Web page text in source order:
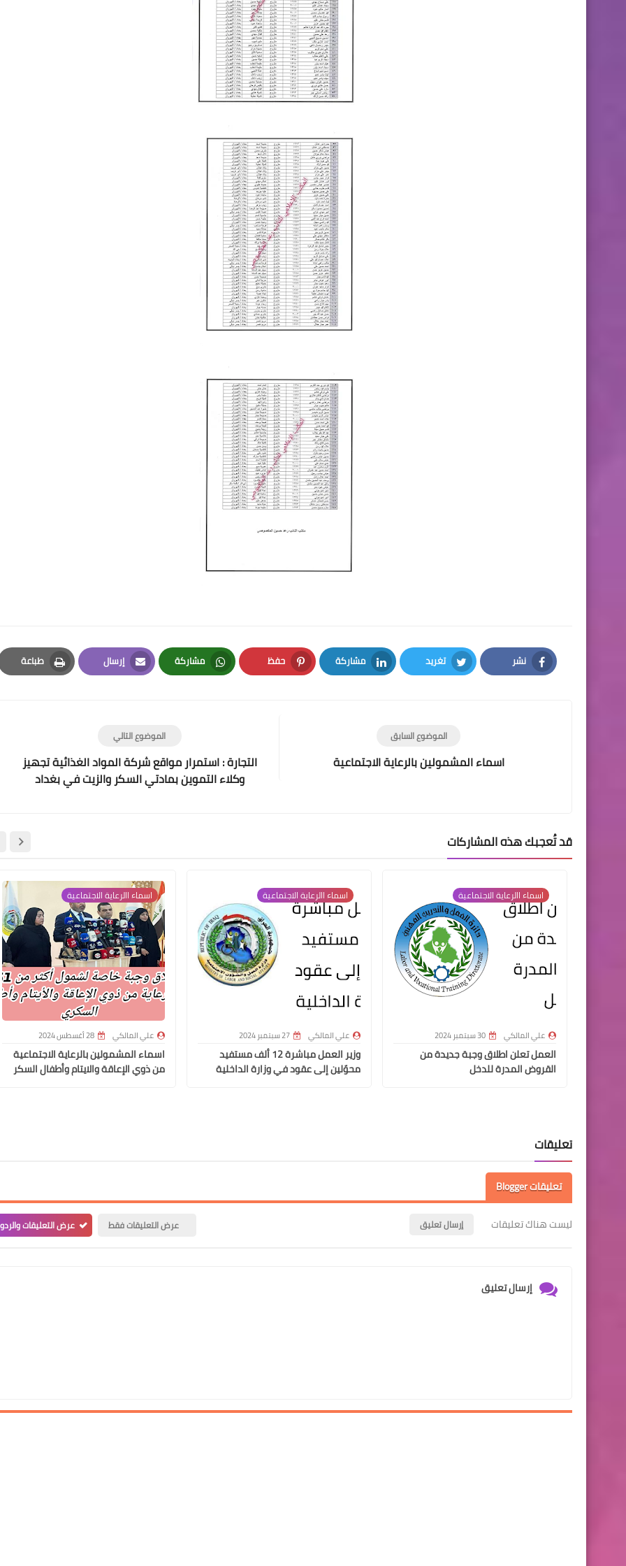
نشر
Facebook
تغريد
Twitter
مشاركة
LinkedIn
حفظ
Pinterest
مشاركة
Whatsapp
إرسال
Email
طباعة
Print
الموضوع التالي
التجارة : استمرار مواقع شركة المواد الغذائية تجهيز
وكلاء التموين بمادتي السكر والزيت في بغداد
والمحافظات
الموضوع السابق
اسماء المشمولين بالرعاية الاجتماعية
قد تُعجبك هذه المشاركات
اسماء االرعاية الاجتماعية
علي المالكي 30 سبتمبر 2024
العمل تعلن اطلاق وجبة جديدة من
القروض المدرة للدخل
اسماء االرعاية الاجتماعية
علي المالكي 27 سبتمبر 2024
وزير العمل مباشرة 12 ألف مستفيد
محوّلين إلى عقود في وزارة الداخلية
اسماء االرعاية الاجتماعية
علي المالكي 28 أغسطس 2024
اسماء المشمولين بالرعاية الاجتماعية
من ذوي الإعاقة والايتام وأطفال السكر
تعليقات
تعليقات Blogger
ليست هناك تعليقات إرسال تعليق عرض التعليقات فقط عرض التعليقات
إرسال تعليق
علي المالكي